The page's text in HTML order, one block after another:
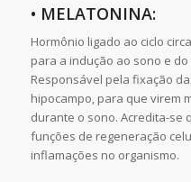
• MELATONINA:
Hormônio ligado ao ciclo
para a indução ao sono e
Responsável pela fixação
hipocampo, para que virem
durante o sono. Acredita-se
funções de regeneração
inflamações no organismo.